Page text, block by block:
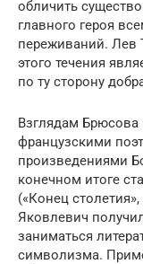
обличить
главного героя
переживаний. Лев
этого течения
по ту сторону
Взглядам Брюсова
французскими
произведениями
конечном итоге
(«Конец
Яковлевич
заниматься
символизма.